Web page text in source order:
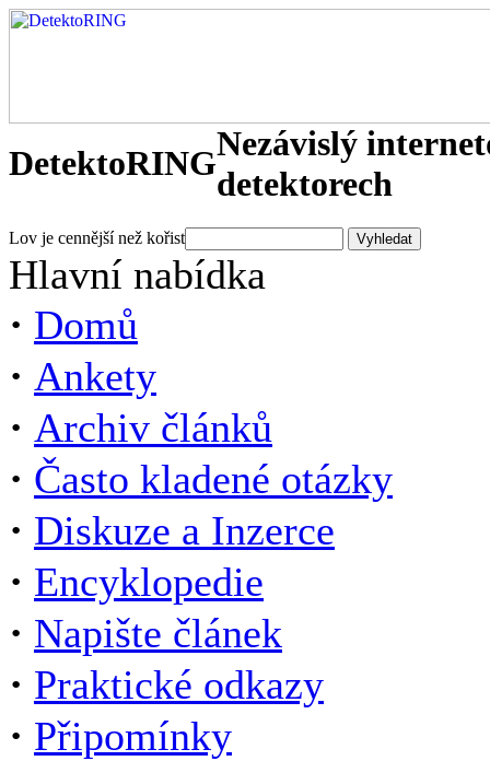
DetektoRINGNezávislý
detektorech
Lov je cennější než kořist
Hlavní nabídka
· Domů
· Ankety
· Archiv článků
· Často kladené otázky
· Diskuze a Inzerce
· Encyklopedie
· Napište článek
· Praktické odkazy
· Připomínky